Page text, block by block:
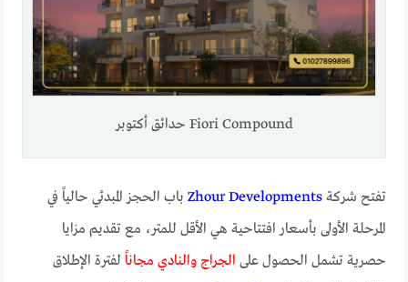
Fiori Compound حدائق أكتوبر
تفتح شركةZhour Developments باب الحجز المبدئي حالياً في
المرحلة الأولى بأسعار افتتاحية هي الأقل للمتر، مع تقديم مزايا
حصرية تشمل الحصول على الجراج والنادي مجاناً لفترة الإطلاق